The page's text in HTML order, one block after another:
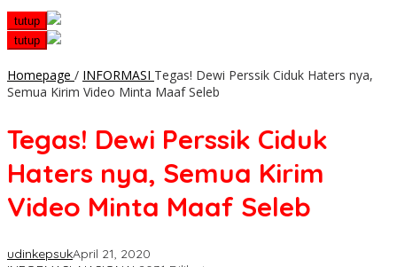
tutup
tutup
Homepage / INFORMASI Tegas! Dewi Perssik Ciduk Haters nya,
Semua Kirim Video Minta Maaf Seleb
Tegas! Dewi Perssik Ciduk
Haters nya, Semua Kirim
Video Minta Maaf Seleb
udinkepsukApril 21, 2020